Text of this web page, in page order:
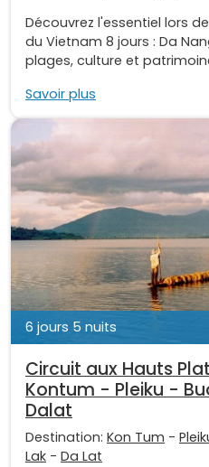
Découvrez l'essentiel lors
du Vietnam 8 jours : Da
plages, culture et
Savoir plus
6 jours 5 nuits
Circuit aux Hauts
Kontum - Pleiku -
Dalat
Destination: Kon Tum -
Lak - Da Lat